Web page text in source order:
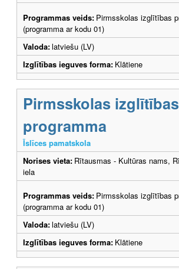
Programmas veids: Pirmsskolas izglītības
(programma ar kodu 01)
Valoda:latviešu (LV)
Izglītības ieguves forma: Klātiene
Pirmsskolas izglītības
programma
Īslīces pamatskola
Norises vieta: Rītausmas - Kultūras nams,
iela
Programmas veids: Pirmsskolas izglītības
(programma ar kodu 01)
Valoda:latviešu (LV)
Izglītības ieguves forma: Klātiene